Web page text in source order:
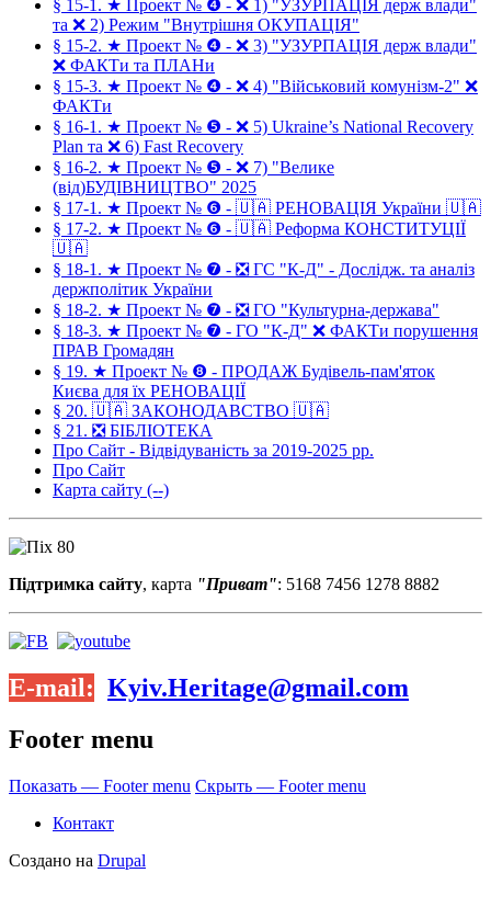
§ 15-1. ★ Проект № ❹ - ❌ 1) "УЗУРПАЦІЯ держ влади"
та ❌ 2) Режим "Внутрішня ОКУПАЦІЯ"
§ 15-2. ★ Проект № ❹ - ❌ 3) "УЗУРПАЦІЯ держ влади"
❌ ФАКТи та ПЛАНи
§ 15-3. ★ Проект № ❹ - ❌ 4) "Військовий комунізм-2" ❌
ФАКТи
§ 16-1. ★ Проект № ❺ - ❌ 5) Ukraine’s National Recovery
Plan та ❌ 6) Fast Recovery
§ 16-2. ★ Проект № ❺ - ❌ 7) "Велике
(від)БУДІВНИЦТВО" 2025
§ 17-1. ★ Проект № ❻ - 🇺🇦 РЕНОВАЦІЯ України 🇺🇦
§ 17-2. ★ Проект № ❻ - 🇺🇦 Реформа КОНСТИТУЦІЇ
🇺🇦
§ 18-1. ★ Проект № ❼ - ❎ ГС "К-Д" - Дослідж. та аналіз
держполітик України
§ 18-2. ★ Проект № ❼ - ❎ ГО "Культурна-держава"
§ 18-3. ★ Проект № ❼ - ГО "К-Д" ❌ ФАКТи порушення
ПРАВ Громадян
§ 19. ★ Проект № ❽ - ПРОДАЖ Будівель-пам'яток
Києва для їх РЕНОВАЦІЇ
§ 20. 🇺🇦 ЗАКОНОДАВСТВО 🇺🇦
§ 21. ❎ БІБЛІОТЕКА
Про Сайт - Відвідуваність за 2019-2025 рр.
Про Сайт
Карта сайту (--)
Підтримка сайту, карта "Приват": 5168 7456 1278 8882
E-mail: Kyiv.Heritage@gmail.com
Footer menu
Показать — Footer menu Скрыть — Footer menu
Контакт
Создано на Drupal